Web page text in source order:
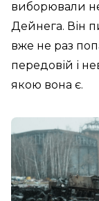
виборювали
Дейнега. Він
вже не раз
передовій і
якою вона є.